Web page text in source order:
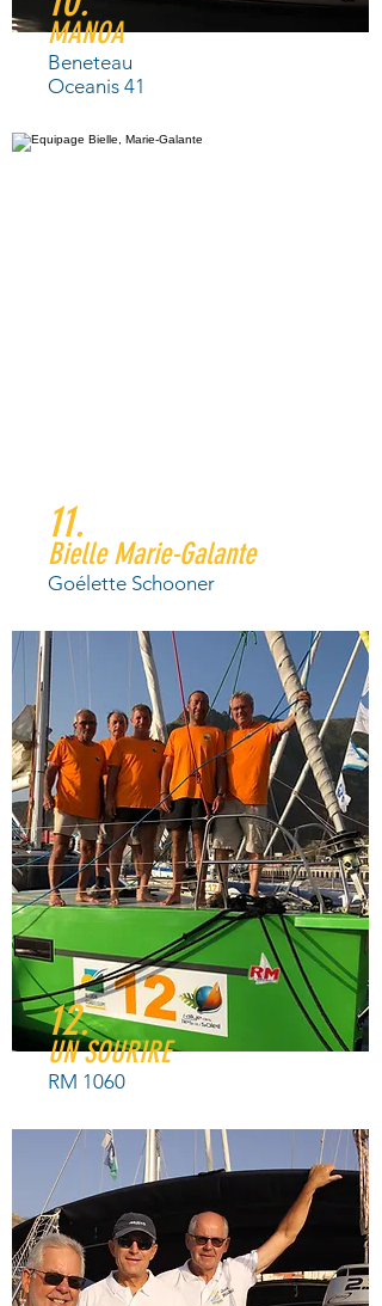
MANOA
Beneteau
Oceanis 41
Bielle Marie-Galante
Goélette Schooner
11.
UN SOURIRE
RM 1060
12.